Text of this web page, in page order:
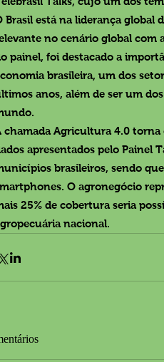
Brasil está na liderança global
no cenário global com
painel, foi destacado a
brasileira, um dos
anos, além de ser um
chamada Agricultura 4.0
apresentados pelo Painel
brasileiros, sendo
O agronegócio
25% de cobertura seria
nacional.